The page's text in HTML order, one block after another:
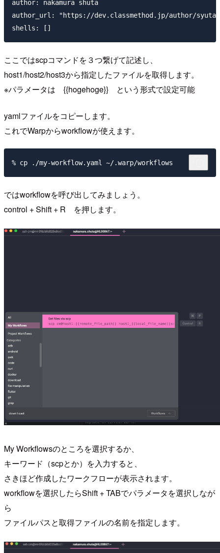
author: nakamura shuta
author_url: "https://dev.classmethod.jp/author/
ここではscpコマンドを３つ繋げて記述し、
host1/host2/host3から指定したファイルを取得します。
※パラメータは {{hogehoge}} という形式で設定可能
yamlファイルをコピーします。
これでWarpからworkflowが使えます。
ではworkflowを呼び出してみましょう。
control + Shift + R を押します。
My Workflowsのところを選択するか、
キーワード（scpとか）を入力すると、
さきほど作成したワークフローが表示されます。
workflowを選択したらShift + TABでパラメータを選択しなが
ら
ファイルパスと取得ファイルの名前を指定します。